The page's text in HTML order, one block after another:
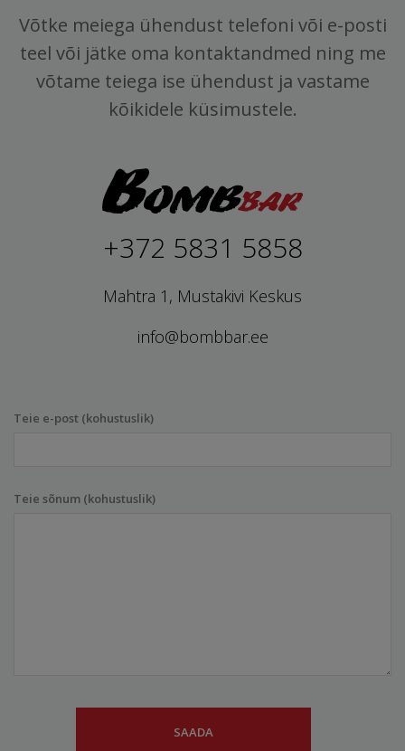
Võtke meiega ühendust telefoni või e-posti
teel või jätke oma kontaktandmed ning me
võtame teiega ise ühendust ja vastame
kõikidele küsimustele.
+372 5831 5858
Mahtra 1, Mustakivi Keskus
info@bombbar.ee
Teie e-post (kohustuslik)
Teie sõnum (kohustuslik)